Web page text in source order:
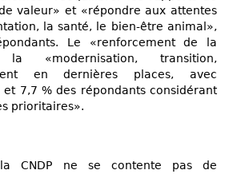
valeur» et «répondre aux attentes
la santé, le bien-être animal»,
Le «renforcement de la
«modernisation, transition,
en dernières places, avec
7,7 % des répondants considérant
prioritaires».
CNDP ne se contente pas de